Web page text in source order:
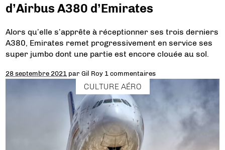
d’Airbus A380 d’Emirates
Alors qu’elle s’apprête à réceptionner ses trois derniers
A380, Emirates remet progressivement en service ses
super jumbo dont une partie est encore clouée au sol.
28 septembre 2021 parGil Roy 1 commentaires
CULTURE AÉRO